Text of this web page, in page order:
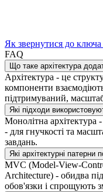
Як звернутися до
FAQ
Що таке архітектура
Архітектура - це
компоненти
підтримуваний,
Які підходи
Монолітна архітектура
- для гнучкості та
завдань.
Які архітектурні патерни
MVC (Model-View-
Architecture) - обидва
обов'язки і спрощують